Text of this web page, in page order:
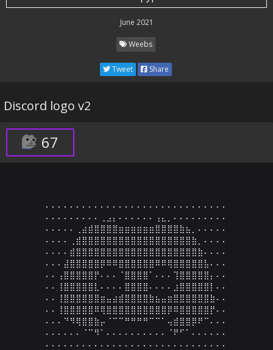
June 2021
Weebs
Tweet Share
Discord logo v2
67
⠄⠄⠄⠄⠄⠄⠄⠄⠄⠄⠄⠄⠄⠄⠄⠄⠄⠄⠄⠄⠄⠄⠄⠄⠄⠄⠄⠄⠄⠄
⠄⠄⠄⠄⠄⠄⠄⠄⠄⢀⣠⡄⠄⠄⠄⠄⠄⠄⢠⣄⡀⠄⠄⠄⠄⠄⠄⠄⠄⠄
⠄⠄⠄⠄⠄⢀⣴⣾⣿⣿⣿⣿⣶⣶⣶⣶⣶⣶⣿⣿⣿⣿⣷⣦⡀⠄⠄⠄⠄⠄
⠄⠄⠄⠄⢀⣾⣿⣿⣿⣿⣿⣿⣿⣿⣿⣿⣿⣿⣿⣿⣿⣿⣿⣿⣷⡀⠄⠄⠄⠄
⠄⠄⠄⠄⣾⣿⣿⣿⣿⣿⣿⣿⣿⣿⣿⣿⣿⣿⣿⣿⣿⣿⣿⣿⣿⣷⠄⠄⠄⠄
⠄⠄⠄⣼⣿⣿⣿⣿⣿⡿⠿⠿⣿⣿⣿⣿⣿⣿⠿⠿⢿⣿⣿⣿⣿⣿⣧⠄⠄⠄
⠄⠄⢠⣿⣿⣿⣿⣿⡟⠄⠄⠄⠈⣿⣿⣿⣿⠁⠄⠄⠄⢹⣿⣿⣿⣿⣿⡄⠄⠄
⠄⠄⢸⣿⣿⣿⣿⣿⣇⠄⠄⠄⠄⣿⣿⣿⣿⠄⠄⠄⠄⣰⣿⣿⣿⣿⣿⡇⠄⠄
⠄⠄⢸⣿⣿⣿⣿⣿⣿⣶⣤⣴⣾⣿⣿⣿⣿⣷⣦⣤⣶⣿⣿⣿⣿⣿⣿⣷⠄⠄
⠄⠄⢸⣿⣿⣿⣿⣿⠿⢿⣿⣿⣿⣿⣿⣿⣿⣿⣿⣿⡿⠿⣿⣿⣿⣿⣿⡟⠄⠄
⠄⠄⠄⠙⠻⢿⣿⣿⣷⡤⠈⠉⠉⠛⠛⠛⠛⠉⠉⠁⢤⣾⣿⣿⡿⠟⠉⠄⠄⠄
⠄⠄⠄⠄⠄⠄⠈⠉⠻⠁⠄⠄⠄⠄⠄⠄⠄⠄⠄⠄⠈⠟⠋⠁⠄⠄⠄⠄⠄⠄
⠄⠄⠄⠄⠄⠄⠄⠄⠄⠄⠄⠄⠄⠄⠄⠄⠄⠄⠄⠄⠄⠄⠄⠄⠄⠄⠄⠄⠄⠄